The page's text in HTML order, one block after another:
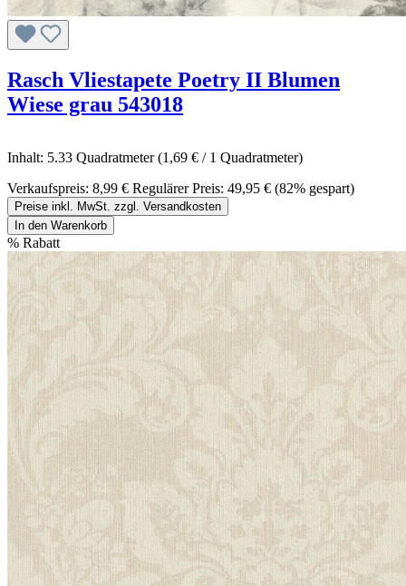
Rasch Vliestapete Poetry II Blumen
Wiese grau 543018
Inhalt: 5.33 Quadratmeter(1,69 € / 1 Quadratmeter)
Verkaufspreis: 8,99 € Regulärer Preis: 49,95 € (82% gespart)
Preise inkl. MwSt. zzgl. Versandkosten
In den Warenkorb
% Rabatt